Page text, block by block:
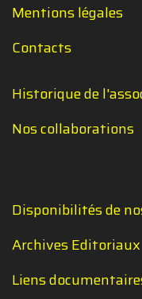
Mentions légales
Contacts
Historique de
Nos collaborations
Disponibilités de
Archives Editoriaux
Liens